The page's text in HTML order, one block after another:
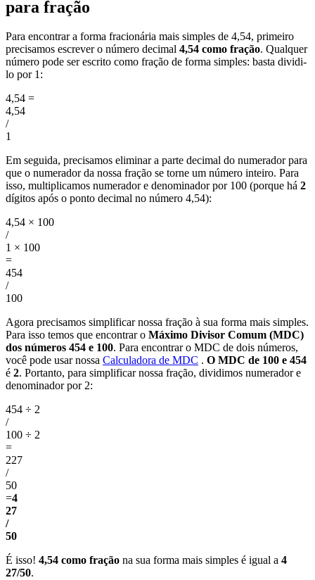
para fração
Para encontrar a forma fracionária mais simples de 4,54, primeiro
precisamos escrever o número decimal 4,54 como fração. Qualquer
número pode ser escrito como fração de forma simples: basta dividi-
lo por 1:
4,54 =
4,54
/
1
Em seguida, precisamos eliminar a parte decimal do numerador para
que o numerador da nossa fração se torne um número inteiro. Para
isso, multiplicamos numerador e denominador por 100 (porque há 2
dígitos após o ponto decimal no número 4,54):
4,54 × 100
/
1 × 100
=
454
/
100
Agora precisamos simplificar nossa fração à sua forma mais simples.
Para isso temos que encontrar o Máximo Divisor Comum (MDC)
dos números 454 e 100. Para encontrar o MDC de dois números,
você pode usar nossa Calculadora de MDC . O MDC de 100 e 454
é 2. Portanto, para simplificar nossa fração, dividimos numerador e
denominador por 2:
454 ÷ 2
/
100 ÷ 2
=
227
/
50
=4
27
/
50
É isso! 4,54 como fração na sua forma mais simples é igual a 4
27/50.